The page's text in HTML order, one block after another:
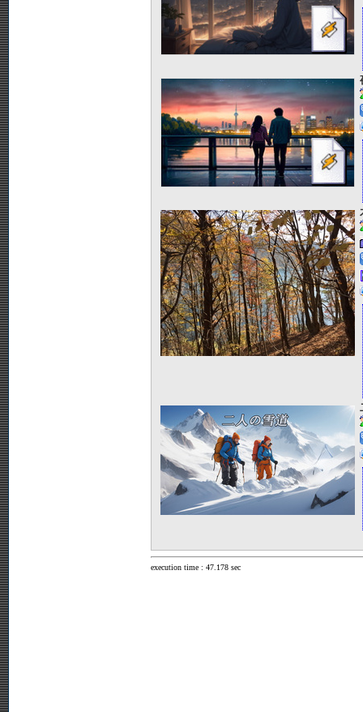
execution time : 47.178 sec